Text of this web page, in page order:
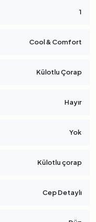
1
Cool & Comfort
Külotlu Çorap
Hayır
Yok
Külotlu çorap
Cep Detaylı